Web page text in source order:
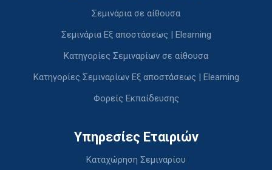
Σεμινάρια σε αίθουσα
Σεμινάρια Εξ αποστάσεως | Elearning
Κατηγορίες Σεμιναρίων σε αίθουσα
Κατηγορίες Σεμιναρίων Εξ αποστάσεως | Elearning
Φορείς Εκπαίδευσης
Υπηρεσίες Εταιριών
Καταχώρηση Σεμιναρίου